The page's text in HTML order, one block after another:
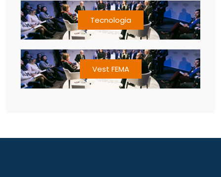
Tecnologia
Vest FEMA